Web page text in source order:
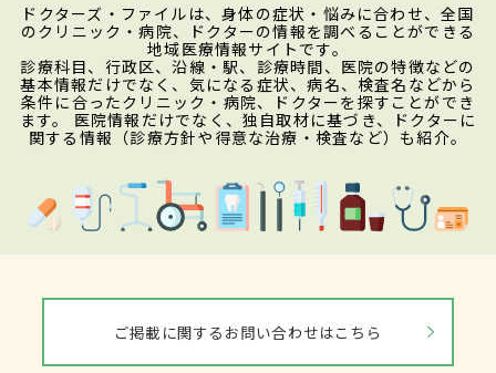
ドクターズ・ファイルは、身体の症状・悩みに合わせ、全国
のクリニック・病院、ドクターの情報を調べることができる
地域医療情報サイトです。
診療科目、行政区、沿線・駅、診療時間、医院の特徴などの
基本情報だけでなく、気になる症状、病名、検査名などから
条件に合ったクリニック・病院、ドクターを探すことができ
ます。 医院情報だけでなく、独自取材に基づき、ドクターに
関する情報（診療方針や得意な治療・検査など）も紹介。
ご掲載に関するお問い合わせはこちら